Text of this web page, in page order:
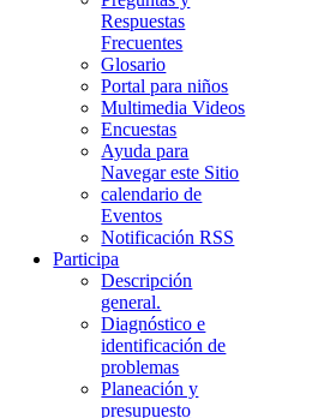
Respuestas
Frecuentes
Glosario
Portal para niños
Multimedia Videos
Encuestas
Ayuda para
Navegar este Sitio
calendario de
Eventos
Notificación RSS
Participa
Descripción
general.
Diagnóstico e
identificación de
problemas
Planeación y
presupuesto